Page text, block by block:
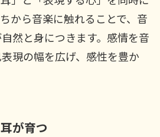
から音楽に触れることで、音
然と身につきます。感情を音
現の幅を広げ、感性を豊か
が育つ